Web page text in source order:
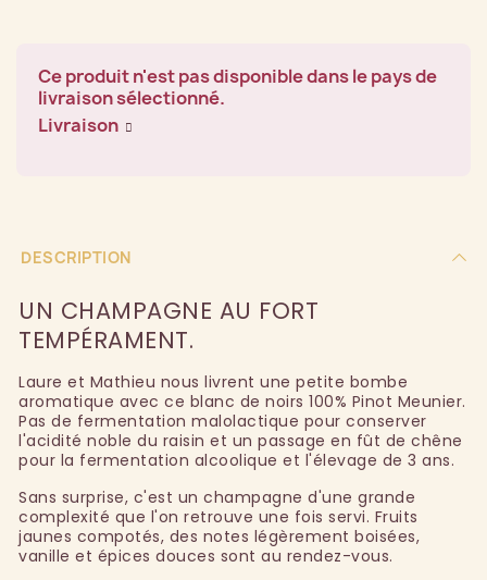
Ce produit n'est pas disponible dans le pays de
livraison sélectionné.
Livraison
DESCRIPTION
UN CHAMPAGNE AU FORT
TEMPÉRAMENT.
Laure et Mathieu nous livrent une petite bombe
aromatique avec ce blanc de noirs 100% Pinot Meunier.
Pas de fermentation malolactique pour conserver
l'acidité noble du raisin et un passage en fût de chêne
pour la fermentation alcoolique et l'élevage de 3 ans.
Sans surprise, c'est un champagne d'une grande
complexité que l'on retrouve une fois servi. Fruits
jaunes compotés, des notes légèrement boisées,
vanille et épices douces sont au rendez-vous.